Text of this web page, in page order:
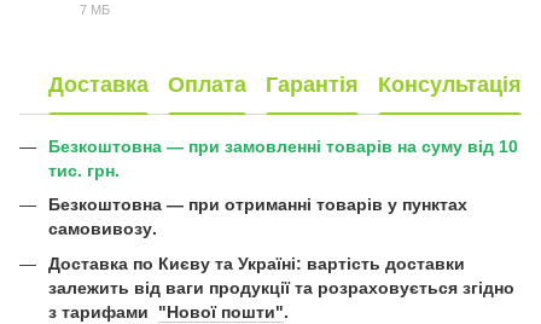
7 МБ
Доставка Оплата Гарантія Консультація
Безкоштовна — при замовленні товарів на суму від 10
тис. грн.
Безкоштовна — при отриманні товарів у пунктах
самовивозу.
Доставка по Києву та Україні: вартість доставки
залежить від ваги продукції та розраховується згідно
з тарифами "Нової пошти".